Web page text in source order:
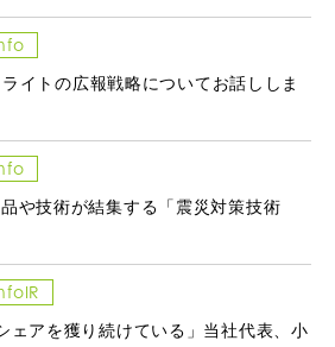
イトの広報戦略についてお話ししま
や技術が結集する「震災対策技術
ェアを獲り続けている」当社代表、小